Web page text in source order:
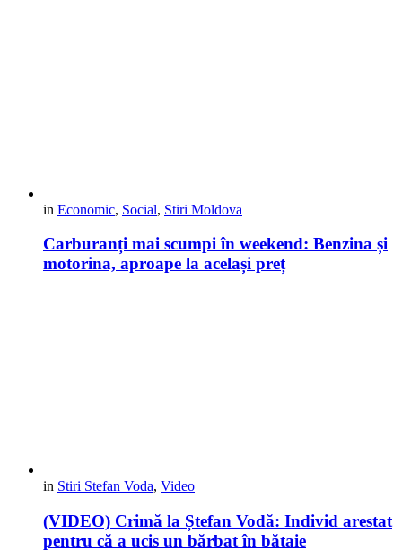
in Economic, Social, Stiri Moldova
Carburanți mai scumpi în weekend: Benzina și
motorina, aproape la același preț
in Stiri Stefan Voda, Video
(VIDEO) Crimă la Ștefan Vodă: Individ arestat
pentru că a ucis un bărbat în bătaie